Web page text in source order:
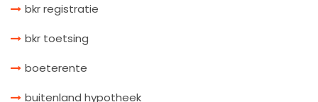
bkr registratie
bkr toetsing
boeterente
buitenland hypotheek